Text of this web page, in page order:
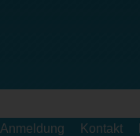
Anmeldung Kontakt